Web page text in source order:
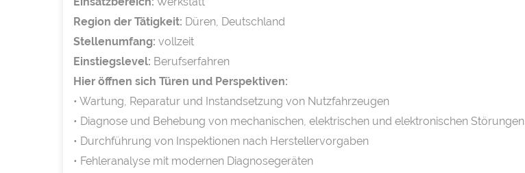
Region der Tätigkeit: Düren, Deutschland
Stellenumfang: vollzeit
Einstiegslevel: Berufserfahren
Hier öffnen sich Türen und Perspektiven:
• Wartung, Reparatur und Instandsetzung von Nutzfahrzeugen
• Diagnose und Behebung von mechanischen, elektrischen und elektronischen Störungen
• Durchführung von Inspektionen nach Herstellervorgaben
• Fehleranalyse mit modernen Diagnosegeräten